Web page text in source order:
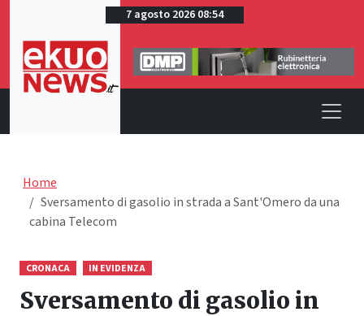
7 agosto 2026 08:54
Home
Sversamento di gasolio in strada a Sant'Omero da una
cabina Telecom
CRONACA IN EVIDENZA
Sversamento di gasolio in